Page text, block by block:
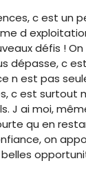
c est un
d
défis !
dépasse, c
n est pas
c est surtout
J ai moi,
qu en
on